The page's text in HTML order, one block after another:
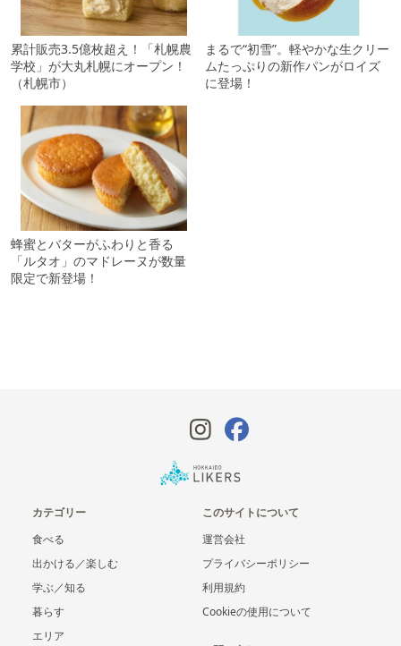
累計販売3.5億枚超え！「札幌農
学校」が大丸札幌にオープン！
（札幌市）
まるで“初雪”。軽やかな生クリー
ムたっぷりの新作パンがロイズ
に登場！
蜂蜜とバターがふわりと香る
「ルタオ」のマドレーヌが数量
限定で新登場！
カテゴリー
食べる
出かける／楽しむ
学ぶ／知る
暮らす
エリア
このサイトについて
運営会社
プライバシーポリシー
利用規約
Cookieの使用について